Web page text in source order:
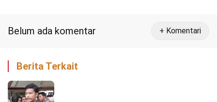
Belum ada komentar + Komentari
Berita Terkait